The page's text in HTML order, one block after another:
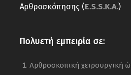
Αρθροσκόπησης (E.S.S.K.A.)
Πολυετή εμπειρία σε:
Αρθροσκοπική χειρουργική